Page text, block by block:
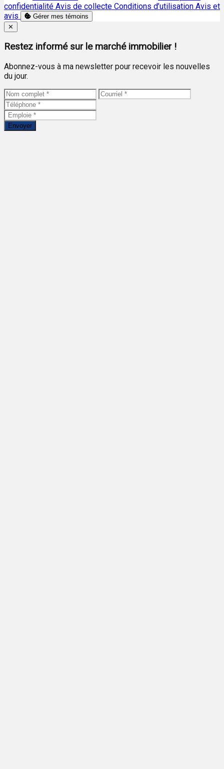
confidentialité Avis de collecte Conditions d’utilisation Avis et
avis
Gérer mes témoins
Close
✕
Restez informé sur le marché immobilier !
Abonnez-vous à ma newsletter pour recevoir les nouvelles
du jour.
Envoyer